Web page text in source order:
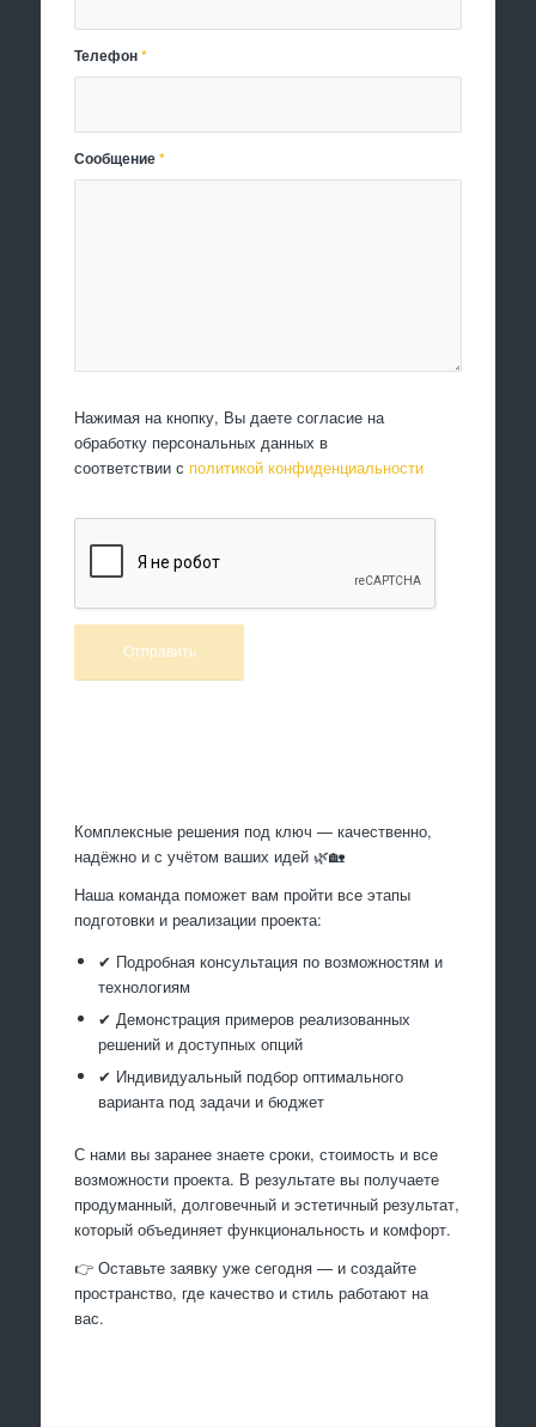
Телефон*
Сообщение*
Нажимая на кнопку, Вы даете согласие на
обработку персональных данных в
соответствии с политикой конфиденциальности
Комплексные решения под ключ — качественно,
надёжно и с учётом ваших идей 🌿🏡
Наша команда поможет вам пройти все этапы
подготовки и реализации проекта:
✔ Подробная консультация по возможностям и
технологиям
✔ Демонстрация примеров реализованных
решений и доступных опций
✔ Индивидуальный подбор оптимального
варианта под задачи и бюджет
С нами вы заранее знаете сроки, стоимость и все
возможности проекта. В результате вы получаете
продуманный, долговечный и эстетичный результат,
который объединяет функциональность и комфорт.
👉 Оставьте заявку уже сегодня — и создайте
пространство, где качество и стиль работают на
вас.